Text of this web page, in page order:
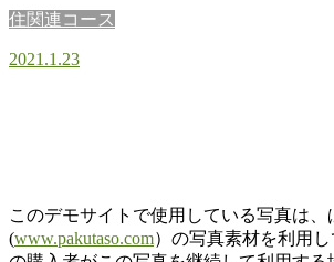
住関連コース
2021.1.23
このデモサイトで使用している写真は、
(www.pakutaso.com）の写真素材を利用